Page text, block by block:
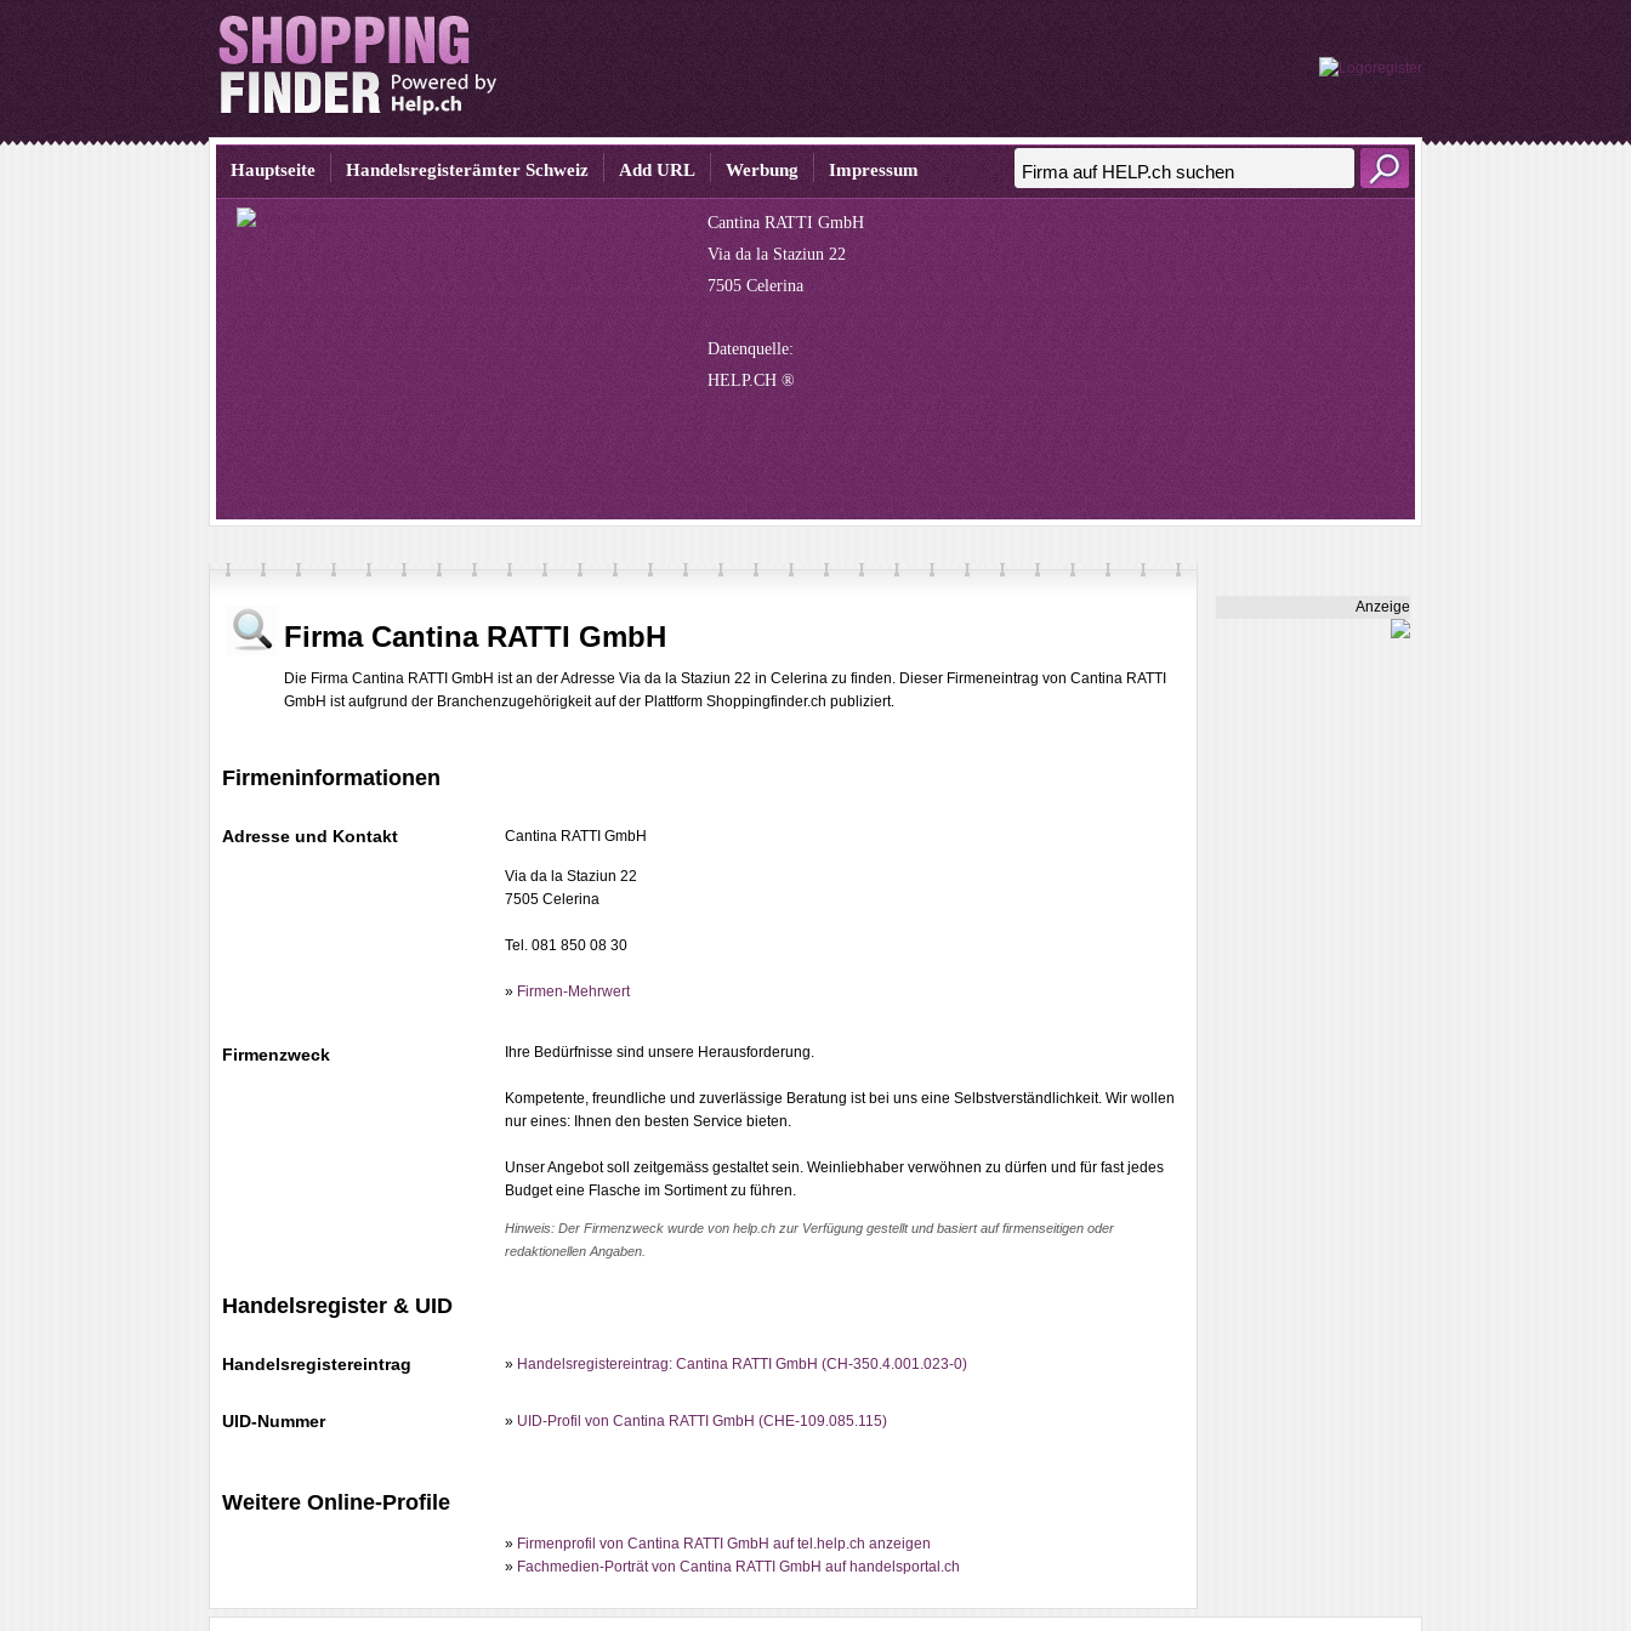
Hauptseite Handelsregisterämter Schweiz Add URL Werbung Impressum
Cantina RATTI GmbH
Via da la Staziun 22
7505 Celerina
Datenquelle:
HELP.CH ®
Firma Cantina RATTI GmbH
Die Firma Cantina RATTI GmbH ist an der Adresse Via da la Staziun 22 in Celerina zu finden. Dieser Firmeneintrag von Cantina RATTI
GmbH ist aufgrund der Branchenzugehörigkeit auf der Plattform Shoppingfinder.ch publiziert.
Firmeninformationen
Adresse und Kontakt Cantina RATTI GmbH
Via da la Staziun 22
7505 Celerina
Tel. 081 850 08 30
» Firmen-Mehrwert
Firmenzweck Ihre Bedürfnisse sind unsere Herausforderung.
Kompetente, freundliche und zuverlässige Beratung ist bei uns eine Selbstverständlichkeit. Wir wollen
nur eines: Ihnen den besten Service bieten.
Unser Angebot soll zeitgemäss gestaltet sein. Weinliebhaber verwöhnen zu dürfen und für fast jedes
Budget eine Flasche im Sortiment zu führen.
Hinweis: Der Firmenzweck wurde von help.ch zur Verfügung gestellt und basiert auf firmenseitigen oder
redaktionellen Angaben.
Handelsregister & UID
Handelsregistereintrag » Handelsregistereintrag: Cantina RATTI GmbH (CH-350.4.001.023-0)
UID-Nummer » UID-Profil von Cantina RATTI GmbH (CHE-109.085.115)
Weitere Online-Profile
» Firmenprofil von Cantina RATTI GmbH auf tel.help.ch anzeigen
» Fachmedien-Porträt von Cantina RATTI GmbH auf handelsportal.ch
Anzeige